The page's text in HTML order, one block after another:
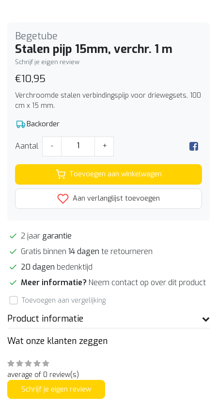
Begetube
Stalen pijp 15mm, verchr. 1 m
Schrijf je eigen review
€10,95
Verchroomde stalen verbindingspijp voor driewegsets, 100
cm x 15 mm.
Backorder
Aantal - +
Toevoegen aan winkelwagen
Aan verlanglijst toevoegen
2 jaar garantie
Gratis binnen 14 dagen te retourneren
20 dagen bedenktijd
Meer informatie? Neem contact op over dit product
Toevoegen aan vergelijking
Product informatie
Wat onze klanten zeggen
average of 0 review(s)
Schrijf je eigen review